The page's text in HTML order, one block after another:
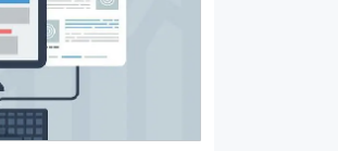
塊